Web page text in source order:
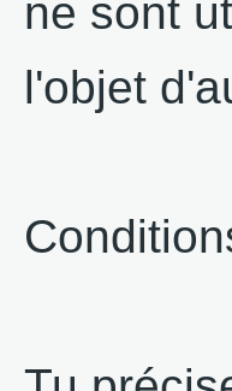
ne sont
l'objet